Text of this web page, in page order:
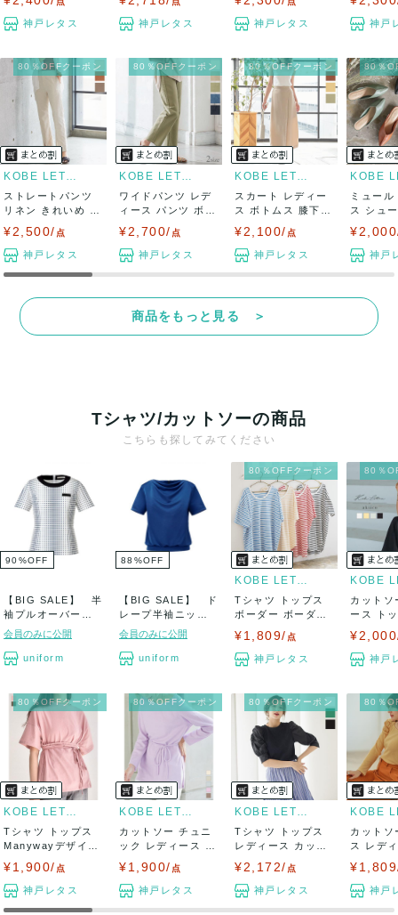
神戸レタス 神戸レタス 神戸レタス 神戸
80％OFFクーポン
ストレートパンツ
リネン きれいめ レ
¥2,500/ 点
神戸レタス
80％OFFクーポン
ワイドパンツ レデ
ィース パンツ ボト
¥2,700/ 点
神戸レタス
80％OFFクーポン
スカート レディー
ス ボトムス 膝下
¥2,100/ 点
神戸レタス
80％
ミュー
ス シュ
神戸
商品をもっと見る ＞
Tシャツ/カットソーの商品
こちらも探してみてください
90%OFF
【BIG SALE】 半
袖プルオーバー
新品
会員のみに公開
uniform
88 %OFF
【BIG SALE】 ド
レープ半袖ニッ
ト 新品
会員のみに公開
uniform
80％OFFクーポン
KOBE LETTUCE
Tシャツ トップス
ボーダー ボーダー
¥1,809/ 点
神戸レタス
80％
カットソ
ース ト
神戸
80％OFFクーポン
KOBE LETTUCE
Tシャツ トップス
Manywayデザイン
¥1,900/ 点
神戸レタス
80％OFFクーポン
KOBE LETTUCE
カットソー チュニ
ック レディース 春
¥1,900/ 点
神戸レタス
80％OFFクーポン
KOBE LETTUCE
Tシャツ トップス
レディース カット
¥2,172/ 点
神戸レタス
80％
カットソ
ス レデ
神戸